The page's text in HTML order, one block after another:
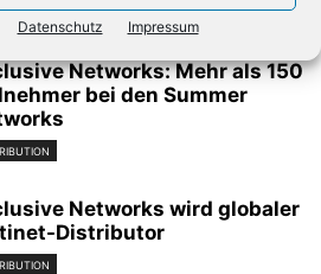
Datenschutz Impressum
Networks: Mehr als 150
bei den Summer
Networks wird globaler
Distributor